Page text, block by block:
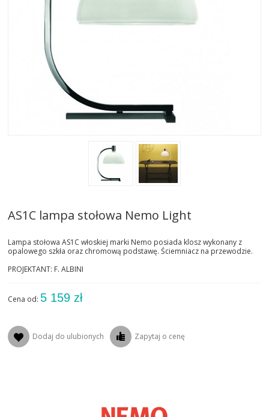
AKTUALNOSCI
STREFA-PROJEKTANTA
REALIZACJE
AS1C lampa stołowa Nemo Light
Lampa stołowa AS1C włoskiej marki Nemo posiada klosz wykonany z
opalowego szkła oraz chromową podstawę. Ściemniacz na przewodzie.
PROJEKTANT: F. ALBINI
Cena od: 5 159 zł
Dodaj do ulubionych Zapytaj o cenę